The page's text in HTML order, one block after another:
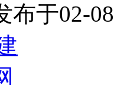
布于02-08